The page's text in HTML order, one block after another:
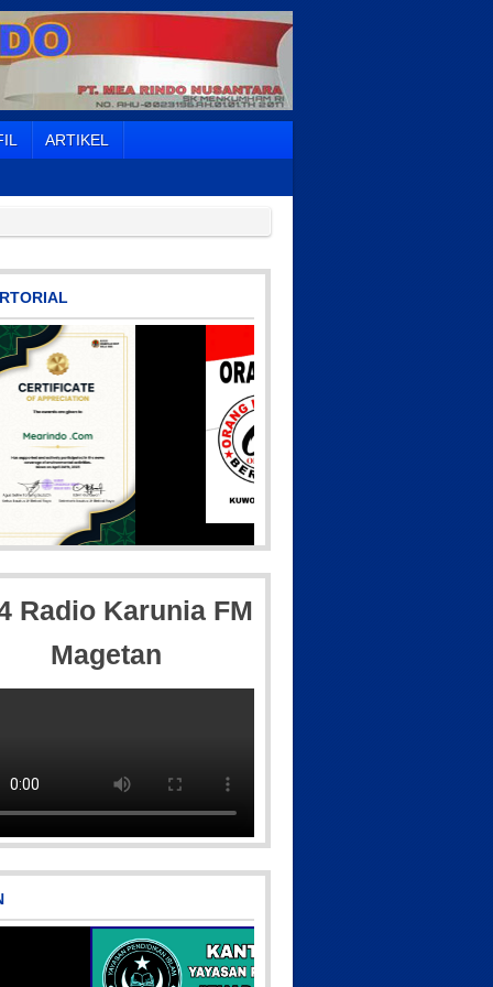
ARTIKEL
04-10_00-36-15-097
IMG_20180718_182608
Picsart_23-04-12_11-55-35-604
Radio Karunia FM
Magetan